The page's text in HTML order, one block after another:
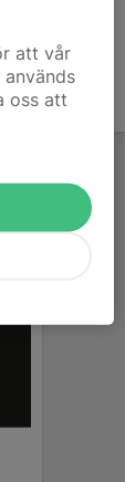
att vår
oss att